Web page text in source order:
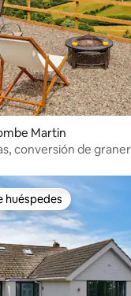
Martin
conversión de
Favorito entre
huéspedes